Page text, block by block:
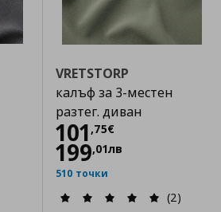
VRETSTORP
калъф за 3-местен
разтег. диван
101 ,75€
Цена
199,01лв
510 точки
(2)